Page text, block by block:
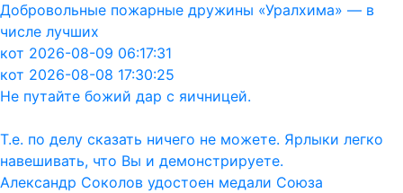
Добровольные пожарные дружины «Уралхима» — в
числе лучших
кот 2026-08-09 06:17:31
кот 2026-08-08 17:30:25
Не путайте божий дар с яичницей.
Т.е. по делу сказать ничего не можете. Ярлыки легко
навешивать, что Вы и демонстрируете.
Александр Соколов удостоен медали Союза